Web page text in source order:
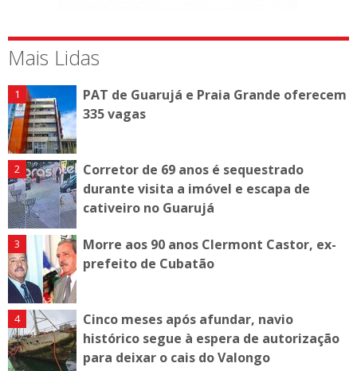
Mais Lidas
PAT de Guarujá e Praia Grande oferecem
335 vagas
Corretor de 69 anos é sequestrado
durante visita a imóvel e escapa de
cativeiro no Guarujá
Morre aos 90 anos Clermont Castor, ex-
prefeito de Cubatão
Cinco meses após afundar, navio
histórico segue à espera de autorização
para deixar o cais do Valongo